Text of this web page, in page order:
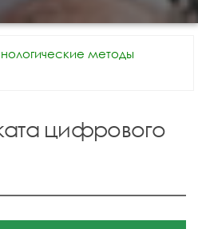
методы
цифрового